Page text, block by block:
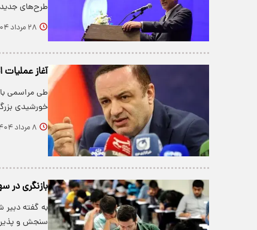
طرح‌های جدید
۲۸ مرداد ۱۴۰۴
آغاز
طی مراسمی
خورشیدی
۸ مرداد ۱۴۰۴
بازنگری در
به گفته
سنجش و